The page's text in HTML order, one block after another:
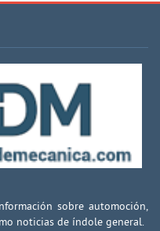
sobre automoción,
noticias de índole general.